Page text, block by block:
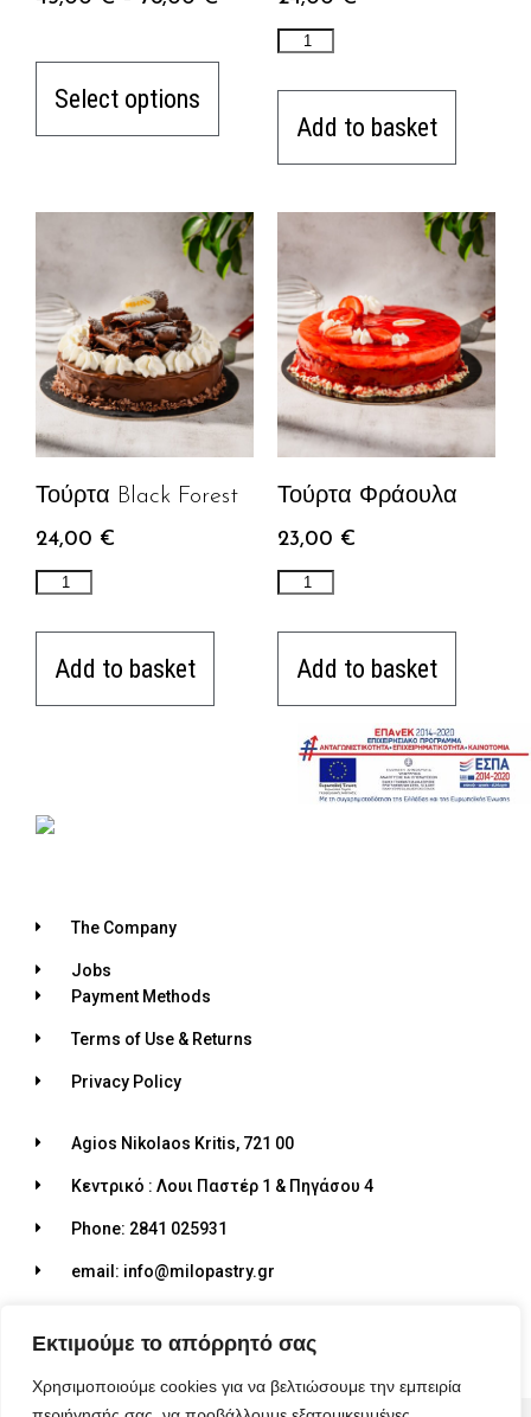
Εκτιμούμε το απόρρητό σας
Χρησιμοποιούμε cookies για να βελτιώσουμε την εμπειρία
Select options
Add to basket
Τούρτα Black Forest
24,00 €
Add to basket
Τούρτα Φράουλα
23,00 €
Add to basket
The Company
Jobs
Payment Methods
Terms of Use & Returns
Privacy Policy
Agios Nikolaos Kritis, 721 00
Κεντρικό : Λουι Παστέρ 1 & Πηγάσου 4
Phone: 2841 025931
email: info@milopastry.gr